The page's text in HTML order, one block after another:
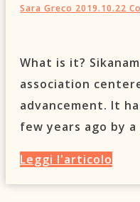
Sara Greco 2019.10.22
What is it?
association
advancement. It
few years ago by
Leggi l'articolo